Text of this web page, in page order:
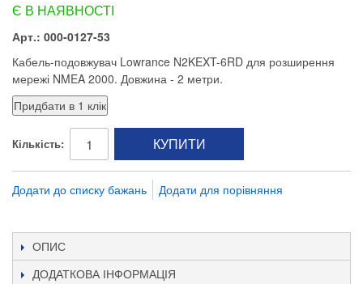
Є В НАЯВНОСТІ
Арт.: 000-0127-53
Кабель-подовжувач Lowrance N2KEXT-6RD для розширення
мережі NMEA 2000. Довжина - 2 метри.
Кількість: КУПИТИ
Додати до списку бажань Додати для порівняння
ОПИС
ДОДАТКОВА ІНФОРМАЦІЯ